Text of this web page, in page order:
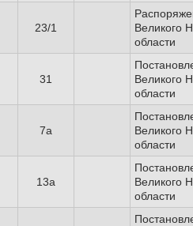
23/1
Великого
области
31
Великого
области
7а
Великого
области
13а
Великого
области